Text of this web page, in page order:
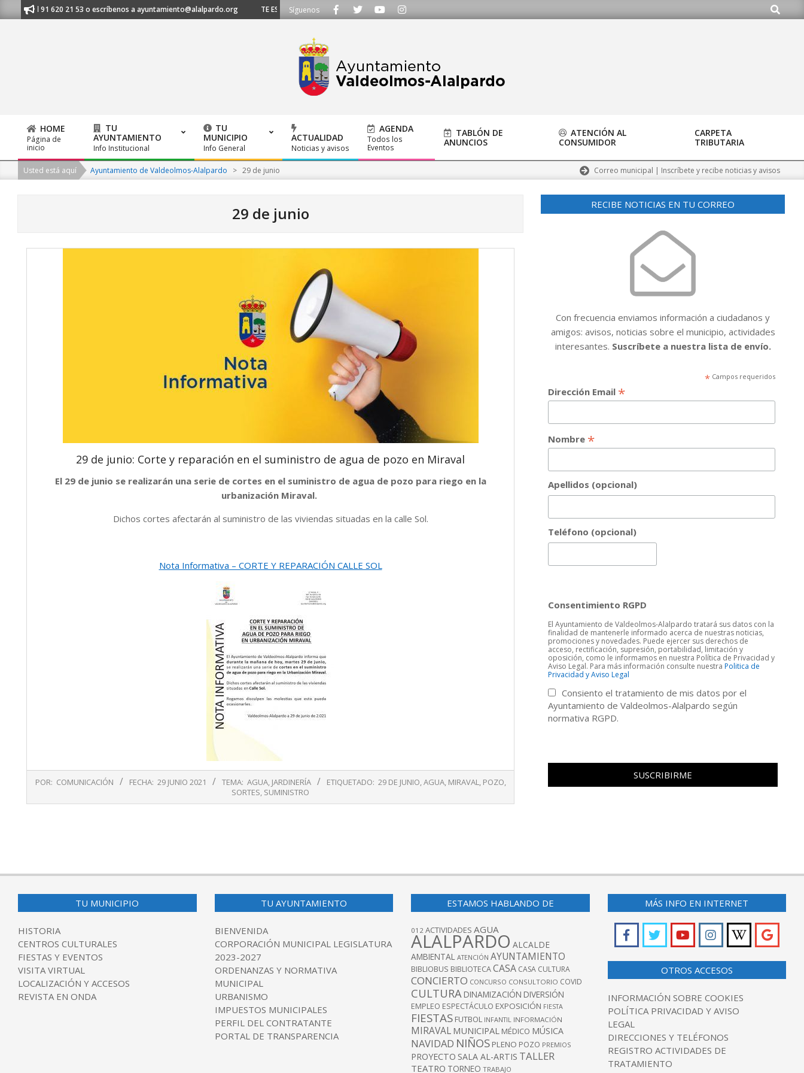
to
al 91 620 21 53 o escríbenos a ayuntamiento@alalpardo.org TE ESCUCHAMOS - Llámanos al 91 620 21 53 o escríbenos a ayuntamiento@alalpardo.org
Síguenos Buscar
Primary
Navigation
Menu
HOME
Página de
inicio
TU
AYUNTAMIENTO
Info Institucional
TU
MUNICIPIO
Info General
ACTUALIDAD
Noticias y avisos
AGENDA
Todos los
Eventos
TABLÓN DE
ANUNCIOS
ATENCIÓN AL
CONSUMIDOR
CARPETA
TRIBUTARIA
Usted está aquí Ayuntamiento de Valdeolmos-Alalpardo > 29 de junio Correo municipal | Inscríbete y recibe noticias y avisos
29 de junio
29 de junio: Corte y reparación en el suministro de agua de pozo en Miraval
El 29 de junio se realizarán una serie de cortes en el suministro de agua de pozo para riego en la
urbanización Miraval.
Dichos cortes afectarán al suministro de las viviendas situadas en la calle Sol.
Nota Informativa – CORTE Y REPARACIÓN CALLE SOL
06-
29
POR: COMUNICACIÓN FECHA: 29 JUNIO 2021 TEMA: AGUA, JARDINERÍA ETIQUETADO: 29 DE JUNIO,AGUA, MIRAVAL, POZO,
SORTES, SUMINISTRO
RECIBE NOTICIAS EN TU CORREO
Con frecuencia enviamos información a ciudadanos y
amigos: avisos, noticias sobre el municipio, actividades
interesantes. Suscríbete a nuestra lista de envío.
* Campos requeridos
Dirección Email *
Nombre *
Apellidos (opcional)
Teléfono (opcional)
Consentimiento RGPD
El Ayuntamiento de Valdeolmos-Alalpardo tratará sus datos con la
finalidad de mantenerle informado acerca de nuestras noticias,
promociones y novedades. Puede ejercer sus derechos de
acceso, rectificación, supresión, portabilidad, limitación y
oposición, como le informamos en nuestra Política de Privacidad y
Aviso Legal. Para más información consulte nuestraPolitica de
Privacidad y Aviso Legal
Consiento el tratamiento de mis datos por el
Ayuntamiento de Valdeolmos-Alalpardo según
normativa RGPD.
TU MUNICIPIO
HISTORIA
CENTROS CULTURALES
FIESTAS Y EVENTOS
VISITA VIRTUAL
LOCALIZACIÓN Y ACCESOS
REVISTA EN ONDA
TU AYUNTAMIENTO
BIENVENIDA
CORPORACIÓN MUNICIPAL LEGISLATURA
2023-2027
ORDENANZAS Y NORMATIVA
MUNICIPAL
URBANISMO
IMPUESTOS MUNICIPALES
PERFIL DEL CONTRATANTE
PORTAL DE TRANSPARENCIA
ESTAMOS HABLANDO DE
012 ACTIVIDADES AGUA
ALALPARDO ALCALDE
AMBIENTAL ATENCIÓN AYUNTAMIENTO
BIBLIOBUS BIBLIOTECACASA CASA CULTURA
CONCIERTO CONCURSO CONSULTORIO COVID
CULTURA DINAMIZACIÓN DIVERSIÓN
EMPLEO ESPECTÁCULO EXPOSICIÓN FIESTA
FIESTAS FUTBOL INFANTIL INFORMACIÓN
MIRAVAL MUNICIPAL MÉDICO MÚSICA
NAVIDAD NIÑOS PLENO POZO PREMIOS
PROYECTO SALA AL-ARTIS TALLER
TEATRO TORNEO TRABAJO
MÁS INFO EN INTERNET
OTROS ACCESOS
INFORMACIÓN SOBRE COOKIES
POLÍTICA PRIVACIDAD Y AVISO
LEGAL
DIRECCIONES Y TELÉFONOS
REGISTRO ACTIVIDADES DE
TRATAMIENTO